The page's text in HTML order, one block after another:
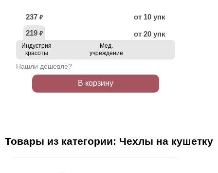
237 ₽
от 10 упк
219 ₽ от 20 упк
Индустрия
красоты
Мед.
учреждение
Нашли дешевле?
В корзину
Товары из категории: Чехлы на кушетку